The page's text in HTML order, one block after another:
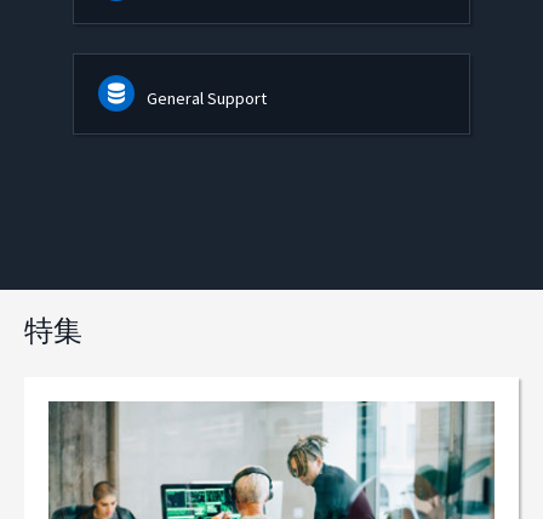
General Support
特集